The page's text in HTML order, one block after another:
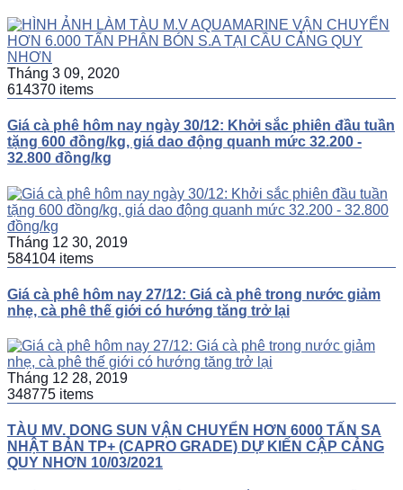
Tháng 3 09, 2020
614370 items
Giá cà phê hôm nay ngày 30/12: Khởi sắc phiên đầu tuần
tặng 600 đồng/kg, giá dao động quanh mức 32.200 -
32.800 đồng/kg
Tháng 12 30, 2019
584104 items
Giá cà phê hôm nay 27/12: Giá cà phê trong nước giảm
nhẹ, cà phê thế giới có hướng tăng trở lại
Tháng 12 28, 2019
348775 items
TÀU MV. DONG SUN VẬN CHUYỂN HƠN 6000 TẤN SA
NHẬT BẢN TP+ (CAPRO GRADE) DỰ KIẾN CẬP CẢNG
QUY NHƠN 10/03/2021